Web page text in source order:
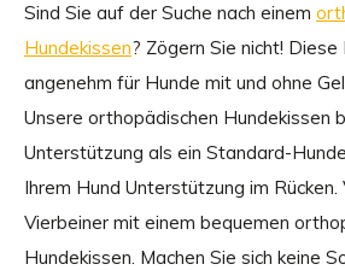
Sind Sie auf der Suche nach einem
Hundekissen? Zögern Sie nicht!
angenehm für Hunde mit und ohne
Unsere orthopädischen Hundekissen
Unterstützung als ein Standard-
Ihrem Hund Unterstützung im Rücken.
Vierbeiner mit einem bequemen
Hundekissen. Machen Sie sich keine